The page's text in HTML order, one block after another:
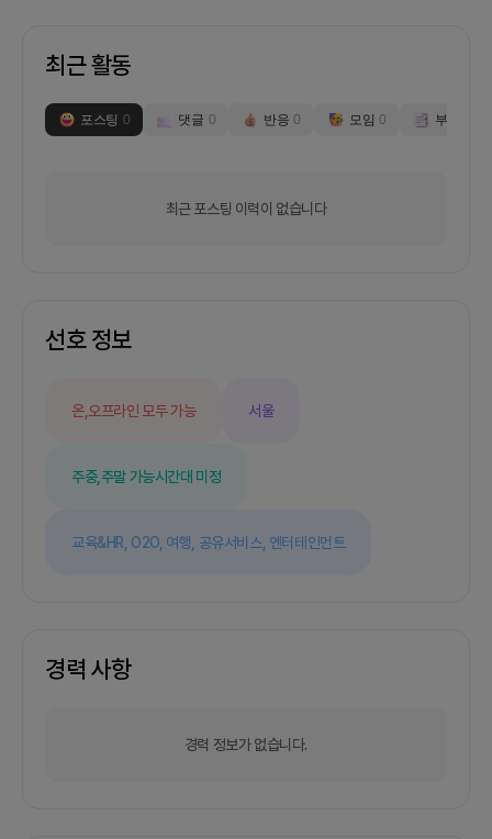
다.- 만들고자 하는 서비스에 대해 알려주세요삭막
한 2030세대의 마음에 단비를 내려줄 수 있는 서비
면, 누군가가 공감을 해주고 귀기울여 들어준다면 잃
어버린 열정도 용기도 조금은 되찾을 수 있지 않을까
민을 털어놓을 수 있는 풀숲 사이의 광장과도 같은
른이들의 이야기를 잘 들어주는 그런 따듯한 사람들
자신의 능력을 펼치며 보람을 느낄 수 있도록 도와드
2030상담사- 타인의 걱정이나 이야기를 잘 들어주
최근 활동
포스팅 0 댓글 0 반응 0 모임 0 부스
최근 포스팅 이력이 없습니다
선호 정보
온,오프라인 모두 가능 서울
주중,주말 가능시간대 미정
교육&HR, O2O, 여행, 공유서비스, 엔터테인먼트
경력 사항
경력 정보가 없습니다.